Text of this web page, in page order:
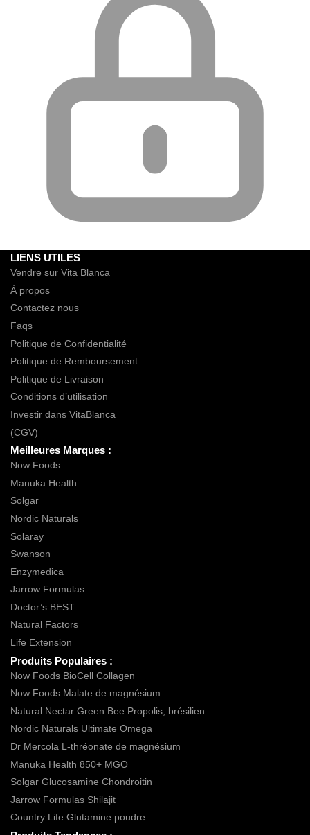
LIENS UTILES
Vendre sur Vita Blanca
À propos
Contactez nous
Faqs
Politique de Confidentialité
Politique de Remboursement
Politique de Livraison
Conditions d’utilisation
Investir dans VitaBlanca
(CGV)
Meilleures Marques :
Now Foods
Manuka Health
Solgar
Nordic Naturals
Solaray
Swanson
Enzymedica
Jarrow Formulas
Doctor’s BEST
Natural Factors
Life Extension
Produits Populaires :
Now Foods BioCell Collagen
Now Foods Malate de magnésium
Natural Nectar Green Bee Propolis, brésilien
Nordic Naturals Ultimate Omega
Dr Mercola L-thréonate de magnésium
Manuka Health 850+ MGO
Solgar Glucosamine Chondroitin
Jarrow Formulas Shilajit
Country Life Glutamine poudre